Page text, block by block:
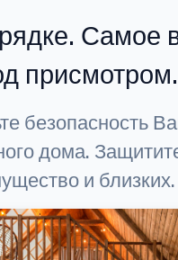
Самое
присмотром.
безопасность
дома.
и близких.